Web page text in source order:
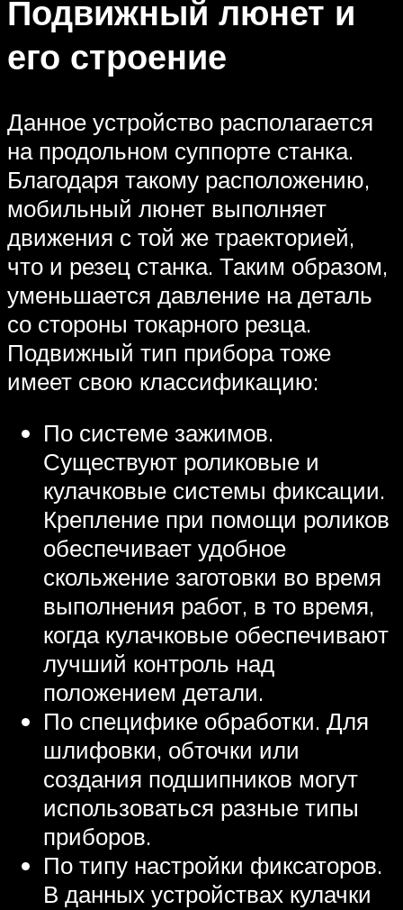
Подвижный люнет и
его строение
Данное устройство располагается
на продольном суппорте станка.
Благодаря такому расположению,
мобильный люнет выполняет
движения с той же траекторией,
что и резец станка. Таким образом,
уменьшается давление на деталь
со стороны токарного резца.
Подвижный тип прибора тоже
имеет свою классификацию:
По системе зажимов.
Существуют роликовые и
кулачковые системы фиксации.
Крепление при помощи роликов
обеспечивает удобное
скольжение заготовки во время
выполнения работ, в то время,
когда кулачковые обеспечивают
лучший контроль над
положением детали.
По специфике обработки. Для
шлифовки, обточки или
создания подшипников могут
использоваться разные типы
приборов.
По типу настройки фиксаторов.
В данных устройствах кулачки